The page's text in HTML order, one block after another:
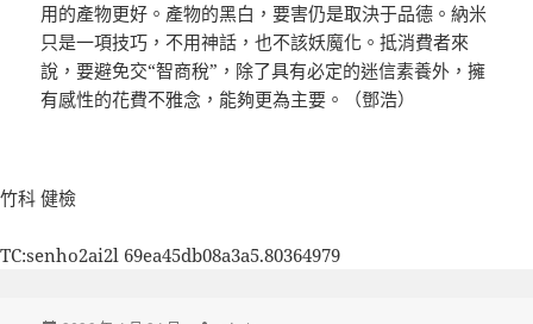
用的產物更好。產物的黑白，要害仍是取決于品德。納米
只是一項技巧，不用神話，也不該妖魔化。抵消費者來
說，要避免交“智商稅”，除了具有必定的迷信素養外，擁
有感性的花費不雅念，能夠更為主要。（鄧浩）
竹科 健檢
TC:senho2ai2l 69ea45db08a3a5.80364979